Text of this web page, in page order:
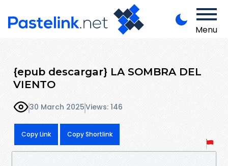
Menu
{epub descargar} LA SOMBRA DEL
VIENTO
30 March 2025Views: 146
Copy Link Copy Shortlink